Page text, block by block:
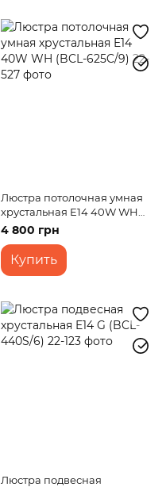
Люстра потолочная умная
хрустальная E14 40W WH
(BCL-625C/9)
4 800 грн
Купить
Люстра подвесная